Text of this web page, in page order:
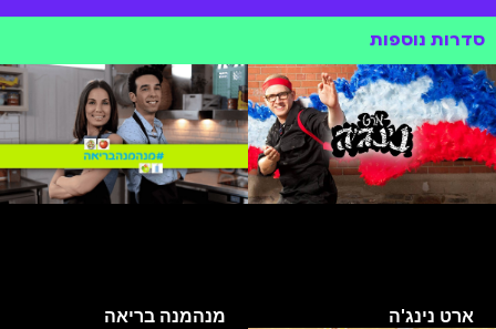
סדרות נוספות
ארט נינג'ה מנהמנה בריאה